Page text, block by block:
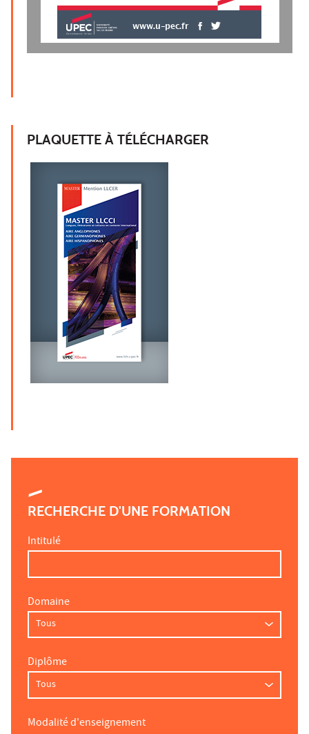
www.u-pec.fr
PLAQUETTE À TÉLÉCHARGER
RECHERCHE D'UNE FORMATION
Intitulé
Domaine
Diplôme
Modalité d'enseignement